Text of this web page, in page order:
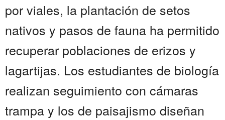
por viales, la plantación de setos
nativos y pasos de fauna ha permitido
recuperar poblaciones de erizos y
lagartijas. Los estudiantes de biología
realizan seguimiento con cámaras
trampa y los de paisajismo diseñan